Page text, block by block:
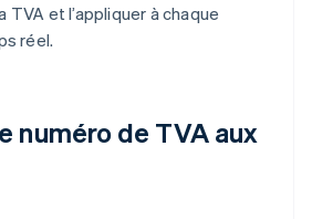
et l’appliquer à chaque
réel.
numéro de TVA aux